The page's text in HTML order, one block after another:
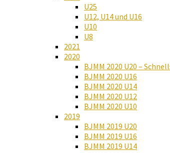
U25
U12, U14 und U16
U10
U8
2021
2020
BJMM 2020 U20 –
BJMM 2020 U16
BJMM 2020 U14
BJMM 2020 U12
BJMM 2020 U10
2019
BJMM 2019 U20
BJMM 2019 U16
BJMM 2019 U14